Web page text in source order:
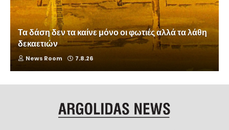
Τα δάση δεν τα καίνε μόνο οι φωτιές αλλά τα λάθη
δεκαετιών
News Room 7.8.26